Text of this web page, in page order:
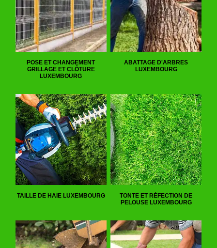
POSE ET CHANGEMENT
GRILLAGE ET CLÔTURE
LUXEMBOURG
ABATTAGE D'ARBRES
LUXEMBOURG
TAILLE DE HAIE LUXEMBOURG
TONTE ET RÉFECTION DE
PELOUSE LUXEMBOURG